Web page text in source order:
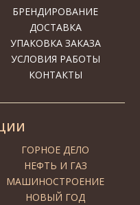
БРЕНДИРОВАНИЕ
ДОСТАВКА
УПАКОВКА ЗАКАЗА
УСЛОВИЯ РАБОТЫ
КОНТАКТЫ
ГОРНОЕ ДЕЛО
НЕФТЬ И ГАЗ
МАШИНОСТРОЕНИЕ
НОВЫЙ ГОД